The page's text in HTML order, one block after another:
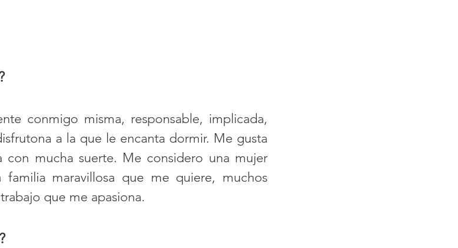
conmigo misma, responsable, implicada,
a la que le encanta dormir. Me gusta
con mucha suerte. Me considero una mujer
maravillosa que me quiere, muchos
que me apasiona.